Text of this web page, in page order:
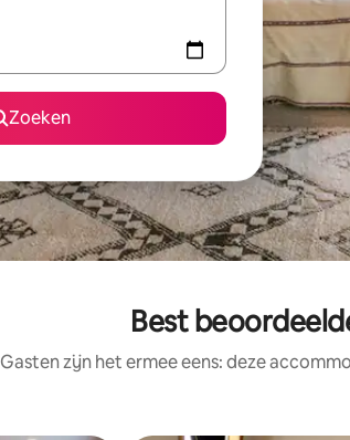
Zoeken
Best
Gasten zijn het ermee eens: deze